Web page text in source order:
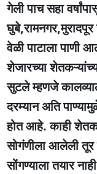
गेली पाच सहा
वेळी पाटाला पाणी
शेजारच्या
सुटले म्हणजे
दरम्यान अति
होत आहे. काही
सोगंणीला आलेली
सोंगण्याला तयार